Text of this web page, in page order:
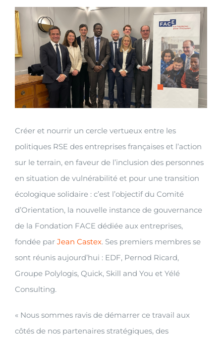
View
Larger
Image
Créer et nourrir un cercle vertueux entre les
politiques RSE des entreprises françaises et l’action
sur le terrain, en faveur de l’inclusion des personnes
en situation de vulnérabilité et pour une transition
écologique solidaire : c’est l’objectif du Comité
d’Orientation, la nouvelle instance de gouvernance
de la Fondation FACE dédiée aux entreprises,
fondée par Jean Castex. Ses premiers membres se
sont réunis aujourd’hui : EDF, Pernod Ricard,
Groupe Polylogis, Quick, Skill and You et Yélé
Consulting.
« Nous sommes ravis de démarrer ce travail aux
côtés de nos partenaires stratégiques, des